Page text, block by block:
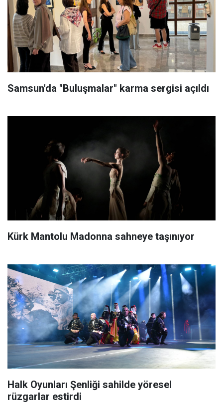
Samsun'da "Buluşmalar" karma sergisi açıldı
Kürk Mantolu Madonna sahneye taşınıyor
Halk Oyunları Şenliği sahilde yöresel
rüzgarlar estirdi